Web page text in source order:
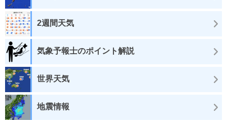
2週間天気
気象予報士のポイント解説
世界天気
地震情報